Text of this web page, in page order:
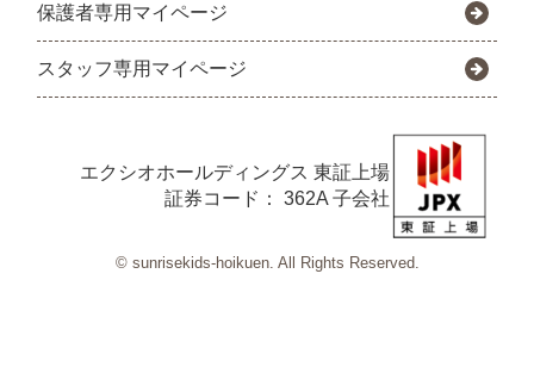
保護者専用マイページ
スタッフ専用マイページ
エクシオホールディングス 東証上場
証券コード： 362A 子会社
© sunrisekids-hoikuen. All Rights Reserved.